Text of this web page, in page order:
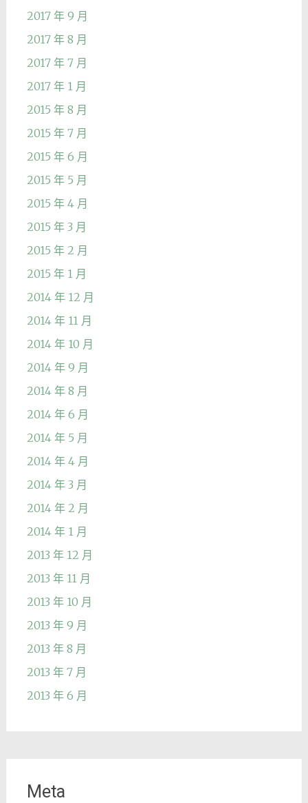
2017 年 9 月
2017 年 8 月
2017 年 7 月
2017 年 1 月
2015 年 8 月
2015 年 7 月
2015 年 6 月
2015 年 5 月
2015 年 4 月
2015 年 3 月
2015 年 2 月
2015 年 1 月
2014 年 12 月
2014 年 11 月
2014 年 10 月
2014 年 9 月
2014 年 8 月
2014 年 6 月
2014 年 5 月
2014 年 4 月
2014 年 3 月
2014 年 2 月
2014 年 1 月
2013 年 12 月
2013 年 11 月
2013 年 10 月
2013 年 9 月
2013 年 8 月
2013 年 7 月
2013 年 6 月
Meta